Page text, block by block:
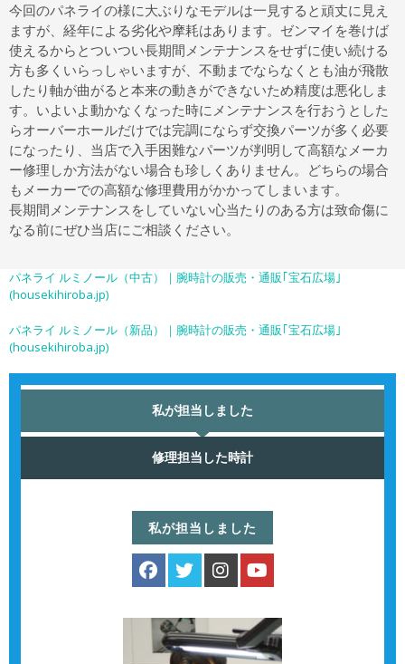
今回のパネライの様に大ぶりなモデルは一見すると頑丈に見え
ますが、経年による劣化や摩耗はあります。ゼンマイを巻けば
使えるからとついつい長期間メンテナンスをせずに使い続ける
方も多くいらっしゃいますが、不動までならなくとも油が飛散
したり軸が曲がると本来の動きができないため精度は悪化しま
す。いよいよ動かなくなった時にメンテナンスを行おうとした
らオーバーホールだけでは完調にならず交換パーツが多く必要
になったり、当店で入手困難なパーツが判明して高額なメーカ
ー修理しか方法がない場合も珍しくありません。どちらの場合
もメーカーでの高額な修理費用がかかってしまいます。
長期間メンテナンスをしていない心当たりのある方は致命傷に
なる前にぜひ当店にご相談ください。
パネライ ルミノール（中古）｜腕時計の販売・通販｢宝石広場｣
(housekihiroba.jp)
パネライ ルミノール（新品）｜腕時計の販売・通販｢宝石広場｣
(housekihiroba.jp)
私が担当しました
修理担当した時計
私が担当しました